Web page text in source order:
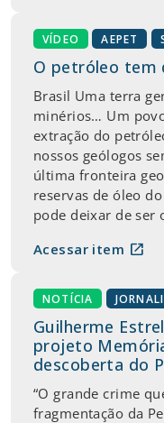
VÍDEO AEPET
O petróleo tem
Brasil Uma terra
minérios… Um
extração do
nossos geólogos
última fronteira
reservas de óleo
pode deixar de ser
Acessar item open_in_new
NOTÍCIA
Guilherme
projeto
descoberta do
“O grande crime
fragmentação da